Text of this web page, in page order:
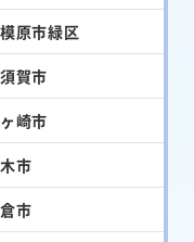
原市緑区
賀市
崎市
市
市